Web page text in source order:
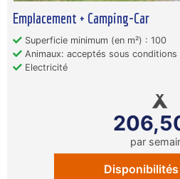
Emplacement + Camping-Car
Superficie minimum (en m²) : 100
Animaux: acceptés sous conditions
Electricité
par